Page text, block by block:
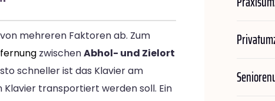
mehreren Faktoren ab. Zum
zwischenAbhol- und Zielort
schneller ist das Klavier am
transportiert werden soll. Ein